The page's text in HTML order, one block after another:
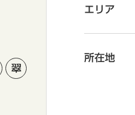
エリア
所在地